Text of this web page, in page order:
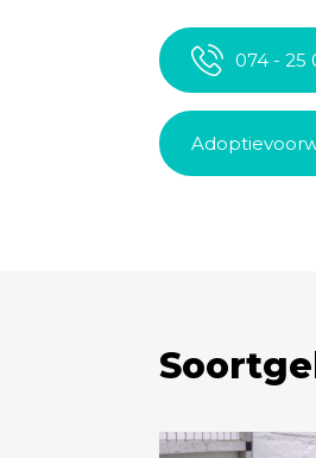
074 - 25